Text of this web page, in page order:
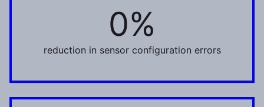
0%
40%
reduction in sensor configuration errors